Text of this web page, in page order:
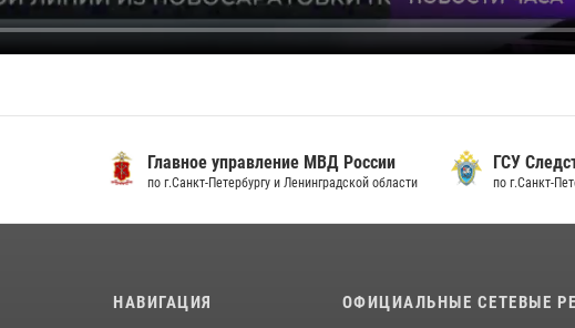
Главное управление МВД России
по г.Санкт-Петербургу и Ленинградской области
ГСУ
по г.Санкт-
НАВИГАЦИЯ ОФИЦИАЛЬНЫЕ СЕТЕВЫЕ